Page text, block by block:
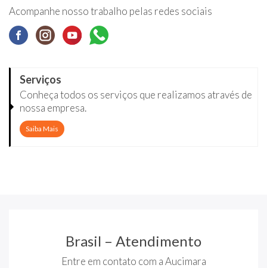
Acompanhe nosso trabalho pelas redes sociais
Serviços
Conheça todos os serviços que realizamos através de
nossa empresa.
Saiba Mais
Brasil – Atendimento
Entre em contato com a Aucimara